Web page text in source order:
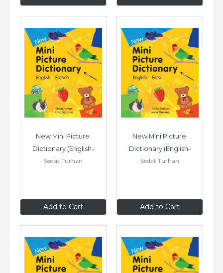
Add to Cart
New Mini Picture
Dictionary (English–
French)
Sedat Turhan
$9.99 Add to Cart
New Mini Picture
Dictionary (English–
Farsi)
Sedat Turhan
$9.99